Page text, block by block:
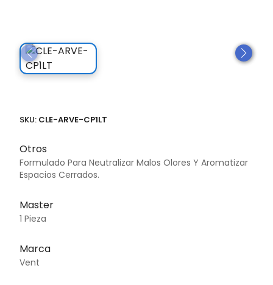
SKU: CLE-ARVE-CP1LT
Otros
Formulado Para Neutralizar Malos Olores Y Aromatizar
Espacios Cerrados.
Master
1 Pieza
Marca
Vent